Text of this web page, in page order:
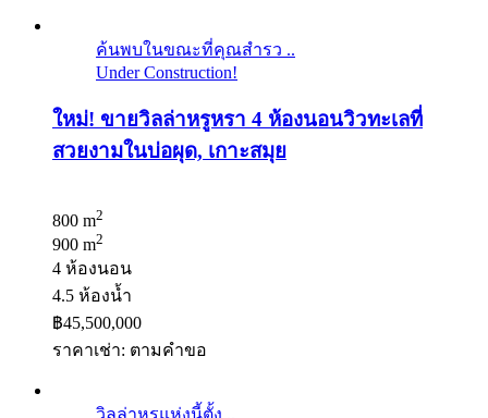
ค้นพบในขณะที่คุณสำรว ..
Under Construction!
ใหม่! ขายวิลล่าหรูหรา 4 ห้องนอนวิวทะเลที่
สวยงามในบ่อผุด, เกาะสมุย
800 m2
900 m2
4 ห้องนอน
4.5 ห้องน้ำ
฿45,500,000
ราคาเช่า: ตามคําขอ